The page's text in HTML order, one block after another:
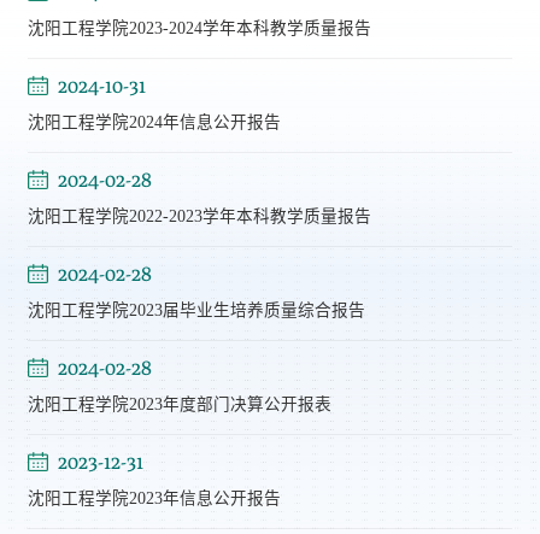
沈阳工程学院2023-2024学年本科教学质量报告
2024-10-31
沈阳工程学院2024年信息公开报告
2024-02-28
沈阳工程学院2022-2023学年本科教学质量报告
2024-02-28
沈阳工程学院2023届毕业生培养质量综合报告
2024-02-28
沈阳工程学院2023年度部门决算公开报表
2023-12-31
沈阳工程学院2023年信息公开报告